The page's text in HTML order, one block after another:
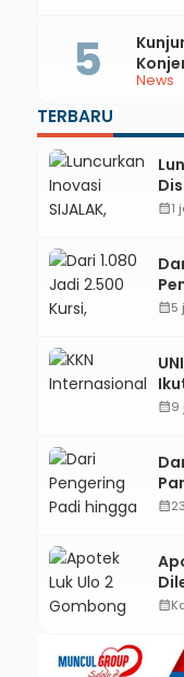
News
Ini
TERBARU
calendar_month1
calendar_month5
calendar_month9
calendar_month
calendar_month